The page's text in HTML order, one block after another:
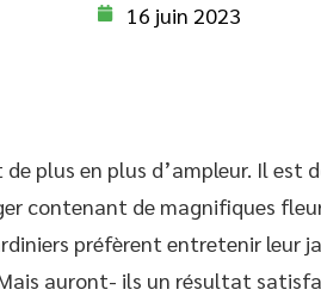
16 juin 2023
plus en plus d’ampleur. Il est
contenant de magnifiques
préfèrent entretenir leur
auront- ils un résultat